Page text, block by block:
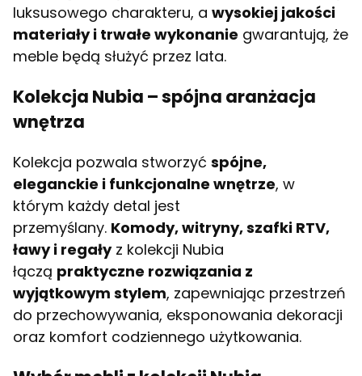
luksusowego charakteru, a wysokiej jakości
materiały i trwałe wykonanie gwarantują, że
meble będą służyć przez lata.
Kolekcja Nubia – spójna aranżacja
wnętrza
Kolekcja pozwala stworzyć spójne,
eleganckie i funkcjonalne wnętrze, w
którym każdy detal jest
przemyślany. Komody, witryny, szafki RTV,
ławy i regałyz kolekcji Nubia
łączą praktyczne rozwiązania z
wyjątkowym stylem, zapewniając przestrzeń
do przechowywania, eksponowania dekoracji
oraz komfort codziennego użytkowania.